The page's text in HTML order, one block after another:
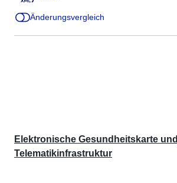
Änderungsvergleich
Elektronische Gesundheitskarte und
Telematikinfrastruktur